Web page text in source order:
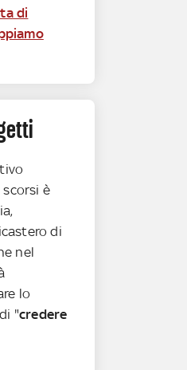
di
è
di
nel
lo
"credere